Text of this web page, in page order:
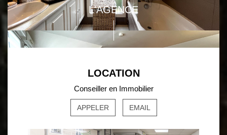
L'AGENCE
LOCATION
Conseiller en Immobilier
APPELER EMAIL